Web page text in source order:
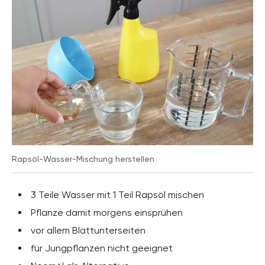
Rapsöl-Wasser-Mischung herstellen
3 Teile Wasser mit 1 Teil Rapsöl mischen
Pflanze damit morgens einsprühen
vor allem Blattunterseiten
für Jungpflanzen nicht geeignet